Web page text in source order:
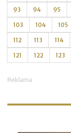
93 94 95
103 104 105
112 113 114
121 122 123
Reklama